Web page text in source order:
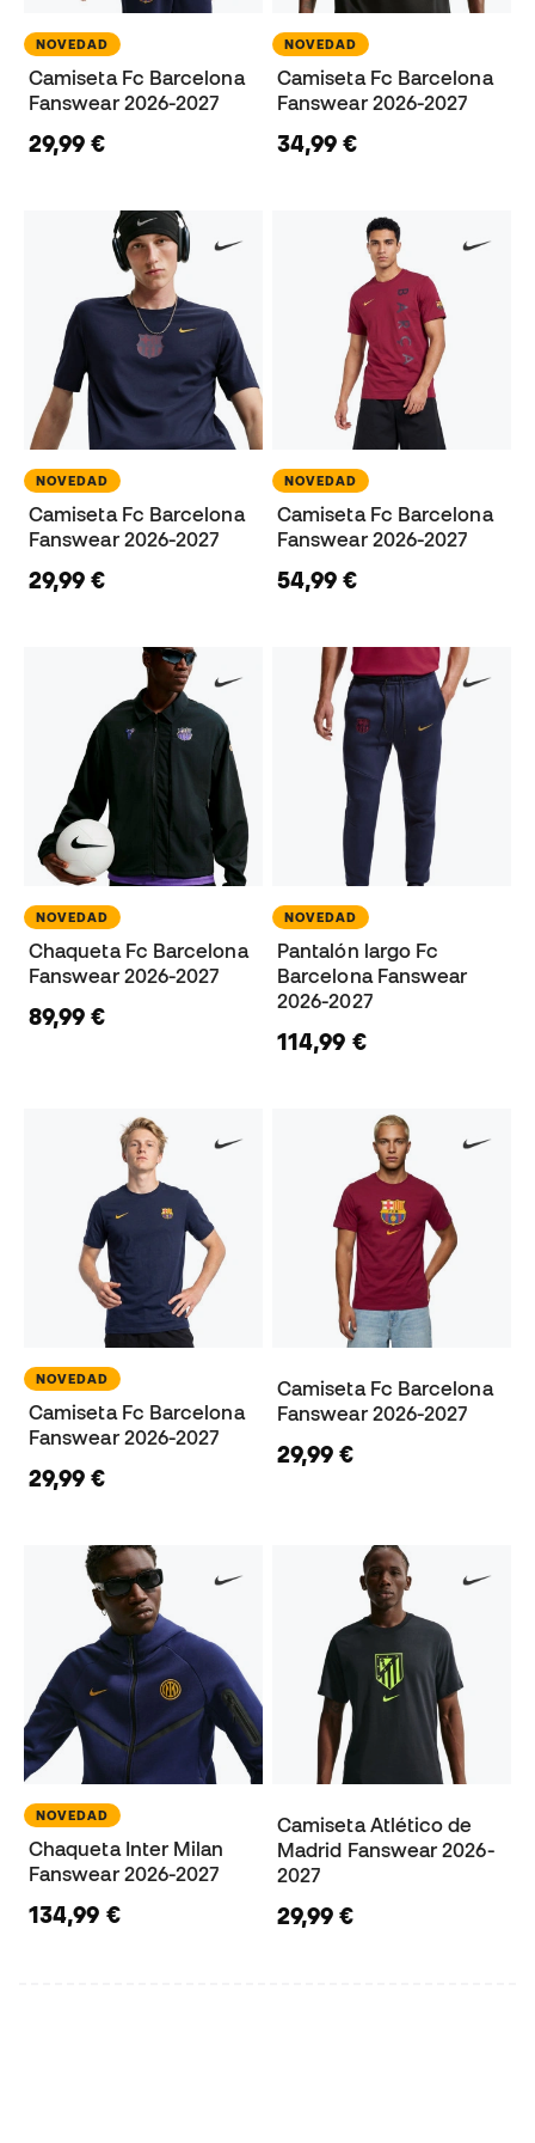
NOVEDAD
Camiseta Fc Barcelona
Fanswear 2026-2027
29,99 €
NOVEDAD
Camiseta Fc Barcelona
Fanswear 2026-2027
34,99 €
NOVEDAD
Camiseta Fc Barcelona
Fanswear 2026-2027
29,99 €
NOVEDAD
Camiseta Fc Barcelona
Fanswear 2026-2027
54,99 €
NOVEDAD
Chaqueta Fc Barcelona
Fanswear 2026-2027
89,99 €
NOVEDAD
Pantalón largo Fc
Barcelona Fanswear
2026-2027
114,99 €
NOVEDAD
Camiseta Fc Barcelona
Fanswear 2026-2027
29,99 €
Camiseta Fc Barcelona
Fanswear 2026-2027
29,99 €
NOVEDAD
Chaqueta Inter Milan
Fanswear 2026-2027
134,99 €
Camiseta Atlético de
Madrid Fanswear 2026-
2027
29,99 €